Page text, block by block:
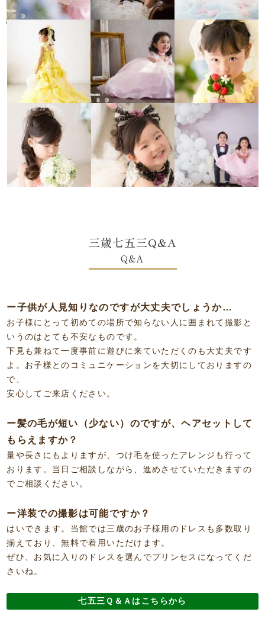
三歳七五三Q&A
Q&A
ー子供が人見知りなのですが大丈夫でしょうか…
お子様にとって初めての場所で知らない人に囲まれて撮影と
いうのはとても不安なものです。
下見も兼ねて一度事前に遊びに来ていただくのも大丈夫です
よ。お子様とのコミュニケーションを大切にしておりますの
で、
安心してご来店ください。
ー髪の毛が短い（少ない）のですが、ヘアセットして
もらえますか？
量や長さにもよりますが、つけ毛を使ったアレンジも行って
おります。当日ご相談しながら、進めさせていただきますの
でご相談ください。
ー洋装での撮影は可能ですか？
はいできます。当館では三歳のお子様用のドレスも多数取り
揃えており、無料で着用いただけます。
ぜひ、お気に入りのドレスを選んでプリンセスになってくだ
さいね。
七五三Ｑ＆Ａはこちらから